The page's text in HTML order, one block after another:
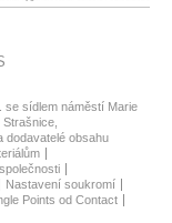
se sídlem náměstí Marie
dodavatelé obsahu
Nastavení soukromí
Points od Contact